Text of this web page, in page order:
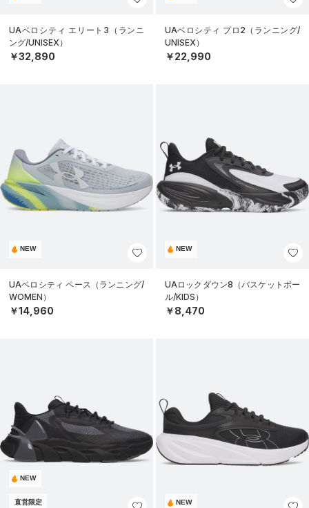
UAベロシティ エリート3（ランニ
ング/UNISEX）
￥32,890
UAベロシティ プロ2（ランニング/
UNISEX）
￥22,990
NEW
UAベロシティ ペース（ランニング/
WOMEN）
￥14,960
NEW
UAロックダウン8（バスケットボー
ル/KIDS）
￥8,470
NEW
直営限定 NEW